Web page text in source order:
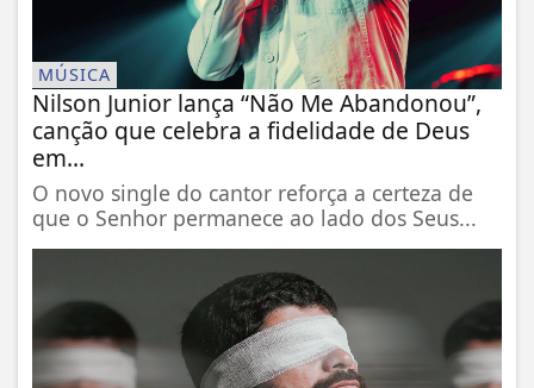
MÚSICA
Nilson Junior lança “Não Me Abandonou”,
canção que celebra a fidelidade de Deus
em...
O novo single do cantor reforça a certeza de
que o Senhor permanece ao lado dos Seus...